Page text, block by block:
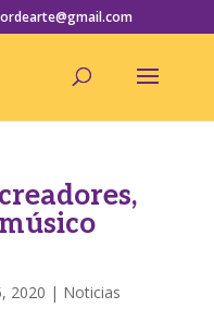
2020 | Noticias